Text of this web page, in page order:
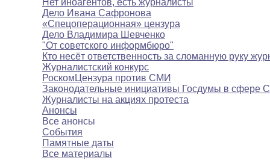
Нет иноагентов, есть журналисты
Дело Ивана Сафронова
«Спецоперационная» цензура
Дело Владимира Шевченко
"От советского информбюро"
Кто несёт ответственность за сломанную руку
Журналистский конкурс
РоскомЦензура против СМИ
Законодательные инициативы Госдумы в сфере
Журналисты на акциях протеста
Анонсы
Все анонсы
События
Памятные даты
Все материалы